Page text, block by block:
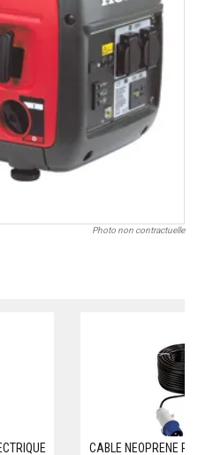
Photo non contractuelle
CABLE NEOPRENE